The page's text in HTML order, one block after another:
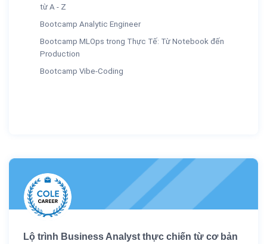
từ A - Z
Bootcamp Analytic Engineer
Bootcamp MLOps trong Thực Tế: Từ Notebook đến
Production
Bootcamp Vibe-Coding
Lộ trình Business Analyst thực chiến từ cơ bản